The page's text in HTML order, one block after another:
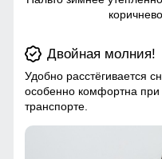
Двойная молния!
Удобно расстёгивается
особенно комфортна при
транспорте.